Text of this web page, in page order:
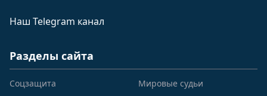
Наш Telegram канал
Разделы сайта
Соцзащита
Мировые судьи